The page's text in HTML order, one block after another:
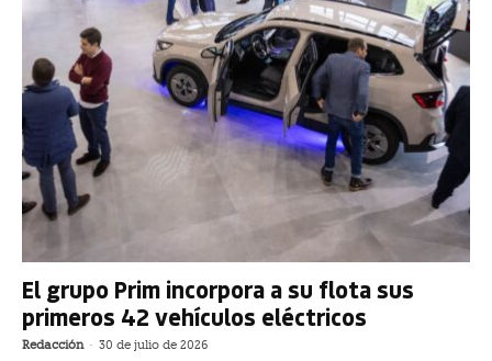
El grupo Prim incorpora a su flota sus
primeros 42 vehículos eléctricos
Redacción - 30 de julio de 2026